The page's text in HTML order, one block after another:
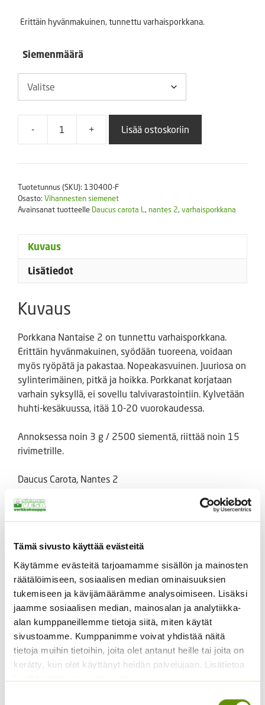
Tämä sivusto käyttää evästeitä
Käytämme evästeitä tarjoamamme sisällön ja mainosten
räätälöimiseen, sosiaalisen median ominaisuuksien
tukemiseen ja kävijämäärämme analysoimiseen. Lisäksi
jaamme sosiaalisen median, mainosalan ja analytiikka-
alan kumppaneillemme tietoja siitä, miten käytät
sivustoamme. Kumppanimme voivat yhdistää näitä
tietoja muihin tietoihin, joita olet antanut heille tai joita on
kerätty, kun olet käyttänyt heidän palvelujaan. Lisätietoa
käyttämistämme evästeistä
-
Erittäin hyvänmakuinen, tunnettu varhaisporkkana.
Siemenmäärä
-
Porkkana
2
+ Lisää ostoskoriin
Tuotetunnus (SKU): 130400-F
Osasto: Vihannesten siemenet
Avainsanat tuotteelle Daucus carota L , nantes 2, varhaisporkkana
Kuvaus
Lisätiedot
Kuvaus
Porkkana Nantaise 2 on tunnettu varhaisporkkana.
Erittäin hyvänmakuinen, syödään tuoreena, voidaan
myös ryöpätä ja pakastaa. Nopeakasvuinen. Juuriosa on
sylinterimäinen, pitkä ja hoikka. Porkkanat korjataan
varhain syksyllä, ei sovellu talvivarastointiin. Kylvetään
huhti-kesäkuussa, itää 10-20 vuorokaudessa.
Annoksessa noin 3 g / 2500 siementä, riittää noin 15
rivimetrille.
Daucus Carota, Nantes 2
Tutustu myös
Sitruunamelissa 5 g
5,50 € Sisältää arvonlisäveron
Paprika Californian
Wonder 1 g